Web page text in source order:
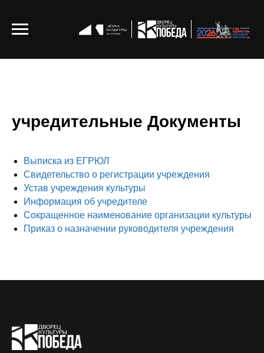
учредительные Документы
Выписка из ЕГРЮЛ
Свидетельство о регистрации учреждения
Устав учреждения культуры
Информация об учредителе
Сокращенное наименование организации культуры
Приказ о назначении руководителя учреждения